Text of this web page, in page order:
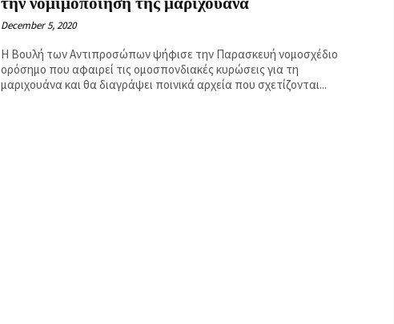
December 5, 2020
Η Βουλή των Αντιπροσώπων ψήφισε την Παρασκευή νομοσχέδιο
ορόσημο που αφαιρεί τις ομοσπονδιακές κυρώσεις για τη
μαριχουάνα και θα διαγράψει ποινικά αρχεία που σχετίζονται...